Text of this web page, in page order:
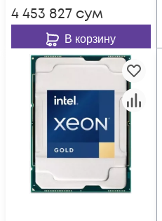
4 453 827 сум
В корзину